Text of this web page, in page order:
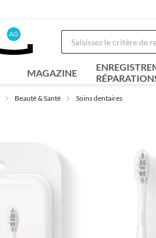
MAGAZINE
Beauté & Santé Soins dentaires